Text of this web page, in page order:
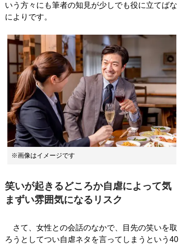
いう方々にも筆者の知見が少しでも役に立てばな
によりです。
※画像はイメージです
笑いが起きるどころか自虐によって気
まずい雰囲気になるリスク
さて、女性との会話のなかで、目先の笑いを取
ろうとしてつい自虐ネタを言ってしまうという40